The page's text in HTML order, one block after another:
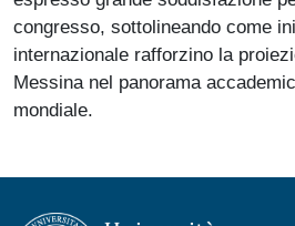
congresso, sottolineando come
internazionale rafforzino la
Messina nel panorama
mondiale.